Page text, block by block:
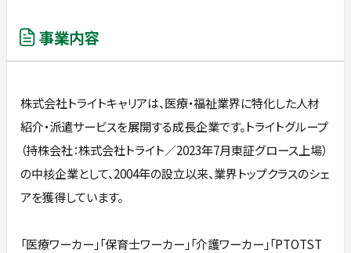
事業内容
株式会社トライトキャリアは、医療・福祉業界に特化した人材
紹介・派遣サービスを展開する成長企業です。トライトグループ
（持株会社：株式会社トライト／2023年7月東証グロース上場）
の中核企業として、2004年の設立以来、業界トップクラスのシェ
アを獲得しています。
「医療ワーカー」「保育士ワーカー」「介護ワーカー」「PTOTST